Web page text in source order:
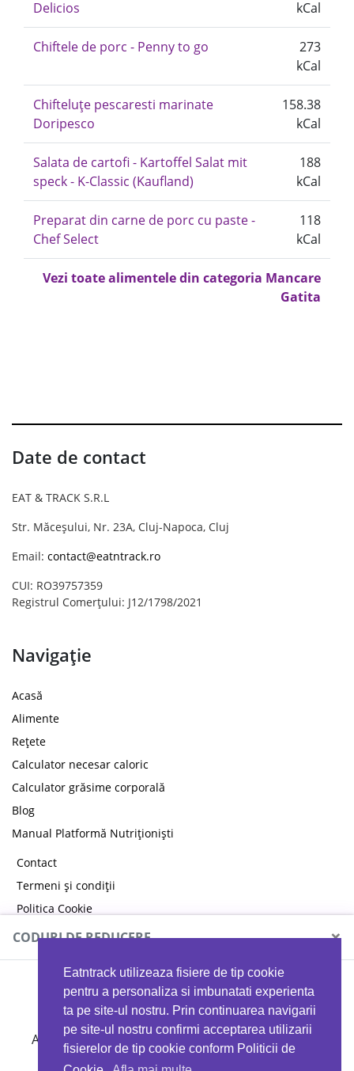
Eatntrack utilizeaza fisiere de tip cookie
pentru a personaliza si imbunatati experienta
ta pe site-ul nostru. Prin continuarea navigarii
pe site-ul nostru confirmi acceptarea utilizarii
fisierelor de tip cookie conform Politicii de
Delicios
kCal
Chiftele de porc - Penny to go
273
kCal
Chifteluțe pescaresti marinate
Doripesco
158.38
kCal
Salata de cartofi - Kartoffel Salat mit
speck - K-Classic (Kaufland)
188
kCal
Preparat din carne de porc cu paste -
Chef Select
118
kCal
Vezi toate alimentele din categoria Mancare
Gatita
Date de contact
EAT & TRACK S.R.L
Str. Măceșului, Nr. 23A, Cluj-Napoca, Cluj
Email: contact@eatntrack.ro
CUI: RO39757359
Registrul Comerțului: J12/1798/2021
Navigație
Acasă
Alimente
Rețete
Calculator necesar caloric
Calculator grăsime corporală
Blog
Manual Platformă Nutriționiști
Contact
Termeni și condiții
Politica Cookie
Politica de confidențialitate
CODURI DE REDUCERE ×
MYPROTEIN
Ai 40%reducere la orice comandă folosind codul
EATTRACK